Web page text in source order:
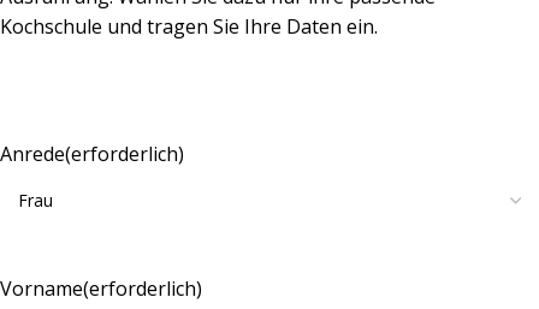
Kochschule und tragen Sie Ihre Daten ein.
Anrede(erforderlich)
Vorname(erforderlich)